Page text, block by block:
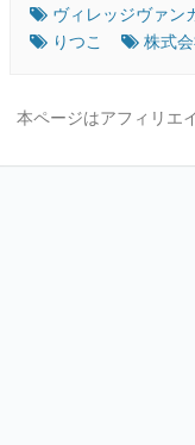
ヴィレッジヴァン
りつこ
株式
本ページはアフィリエ